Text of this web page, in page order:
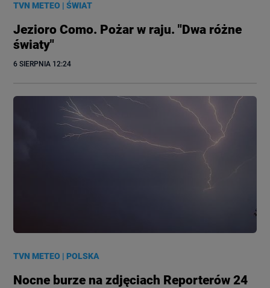
TVN METEO |ŚWIAT
Jezioro Como. Pożar w raju. "Dwa różne
światy"
6 SIERPNIA 12:24
TVN METEO |POLSKA
Nocne burze na zdjęciach Reporterów 24